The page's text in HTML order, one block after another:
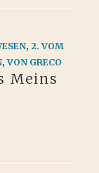
, 2. VOM
,VON GRECO
Meins